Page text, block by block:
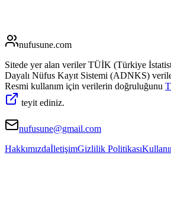
nufusune.com
Sitede yer alan veriler TÜİK (Türkiye
Dayalı Nüfus Kayıt Sistemi (ADNKS)
Resmi kullanım için verilerin doğruluğunu
teyit ediniz.
nufusune@gmail.com
HakkımızdaİletişimGizlilik Politikası